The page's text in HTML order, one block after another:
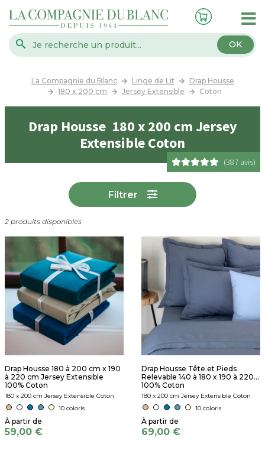
OK
La Compagnie du Blanc Linge de Lit
Drap Housse
180 x 200 cm
Jersey Extensible Coton
Drap Housse 180 x 200 cm Jersey
Extensible Coton
(387 avis)
Filtrer
2 produits disponibles
Drap Housse 180 à 200 cm x 190
à 220 cm Jersey Extensible
100% Coton
180 x 200 cm Jersey Extensible Coton
10 coloris
59,00 €
Drap Housse Tête et Pieds
Relevable 140 à 180 x 190 à 220...
100% Coton
180 x 200 cm Jersey Extensible Coton
10 coloris
69,00 €